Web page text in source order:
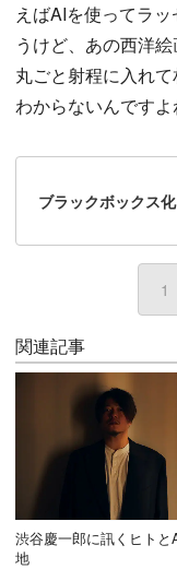
えばAIを使ってラ
うけど、あの西洋
丸ごと射程に入れ
わからないんですよ
ブラックボックス
1
関連記事
渋谷慶一郎に訊くヒトと
地